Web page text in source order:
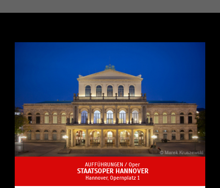
AUFFÜHRUNGEN / Oper
STAATSOPER HANNOVER
Hannover, Opernplatz 1